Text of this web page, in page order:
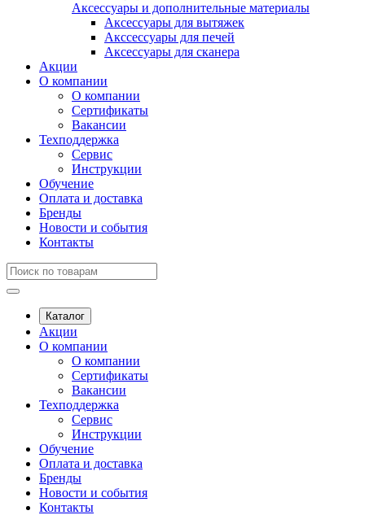
Аксессуары и дополнительные материалы
Аксессуары для вытяжек
Акссессуары для печей
Аксессуары для сканера
Акции
О компании
О компании
Сертификаты
Вакансии
Техподдержка
Сервис
Инструкции
Обучение
Оплата и доставка
Бренды
Новости и события
Контакты
Каталог
Акции
О компании
О компании
Сертификаты
Вакансии
Техподдержка
Сервис
Инструкции
Обучение
Оплата и доставка
Бренды
Новости и события
Контакты